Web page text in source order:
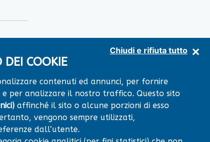
Chiudi e rifiuta tutto
DEI COOKIE
contenuti ed annunci, per fornire
per analizzare il nostro traffico. Questo sito
affinché il sito o alcune porzioni di esso
vengono sempre utilizzati,
dall’utente.
Centro Diagnostico
64014 MARTINSICURO (TE)
×
+
−